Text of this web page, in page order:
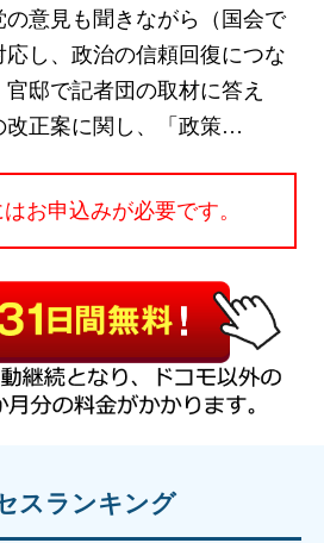
の意見も聞きながら（国会で
し、政治の信頼回復につな
邸で記者団の取材に答え
正案に関し、「政策…
お申込みが必要です。
スランキング